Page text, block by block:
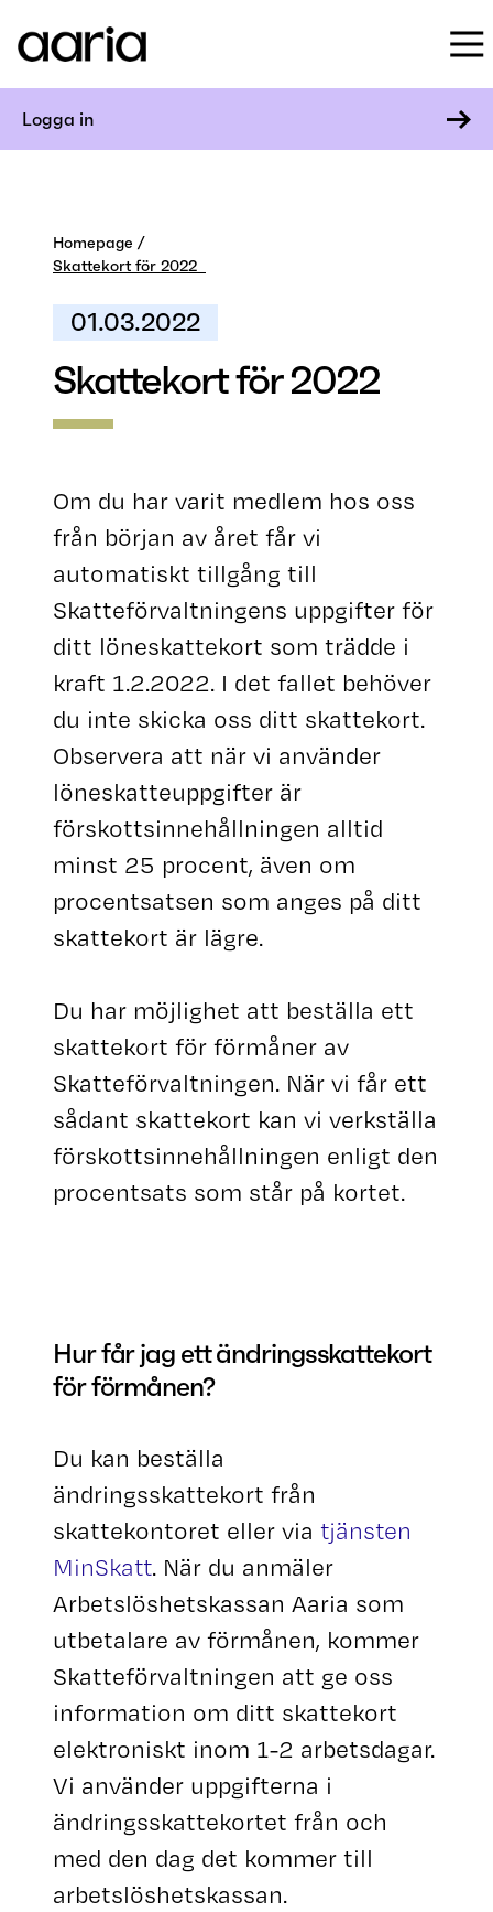
Logga in
Homepage
Skattekort för 2022
01.03.2022
Skattekort för 2022
Om du har varit medlem hos oss
från början av året får vi
automatiskt tillgång till
Skatteförvaltningens uppgifter för
ditt löneskattekort som trädde i
kraft 1.2.2022. I det fallet behöver
du inte skicka oss ditt skattekort.
Observera att när vi använder
löneskatteuppgifter är
förskottsinnehållningen alltid
minst 25 procent, även om
procentsatsen som anges på ditt
skattekort är lägre.
Du har möjlighet att beställa ett
skattekort för förmåner av
Skatteförvaltningen. När vi får ett
sådant skattekort kan vi verkställa
förskottsinnehållningen enligt den
procentsats som står på kortet.
Hur får jag ett ändringsskattekort
för förmånen?
Du kan beställa
ändringsskattekort från
skattekontoret eller via tjänsten
MinSkatt. När du anmäler
Arbetslöshetskassan Aaria som
utbetalare av förmånen, kommer
Skatteförvaltningen att ge oss
information om ditt skattekort
elektroniskt inom 1-2 arbetsdagar.
Vi använder uppgifterna i
ändringsskattekortet från och
med den dag det kommer till
arbetslöshetskassan.